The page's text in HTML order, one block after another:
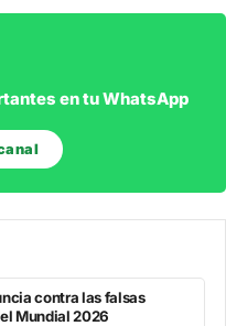
en tu WhatsApp
contra las falsas
Mundial 2026